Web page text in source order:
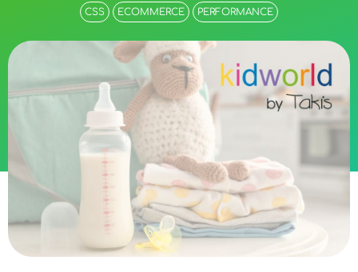
CSS ECOMMERCE PERFORMANCE